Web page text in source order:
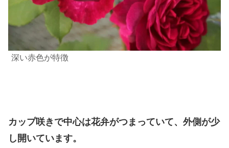
深い赤色が特徴
カップ咲きで中心は花弁がつまっていて、外側が少
し開いています。